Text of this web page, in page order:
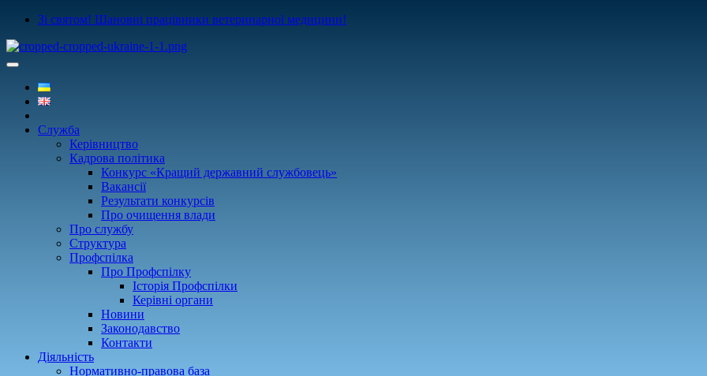
Зі святом! Шановні працівники ветеринарної медицини!
Служба
Керівництво
Кадрова політика
Конкурс «Кращий державний службовець»
Вакансії
Результати конкурсів
Про очищення влади
Про службу
Структура
Профспілка
Про Профспілку
Історія Профспілки
Керівні органи
Новини
Законодавство
Контакти
Діяльність
Нормативно-правова база